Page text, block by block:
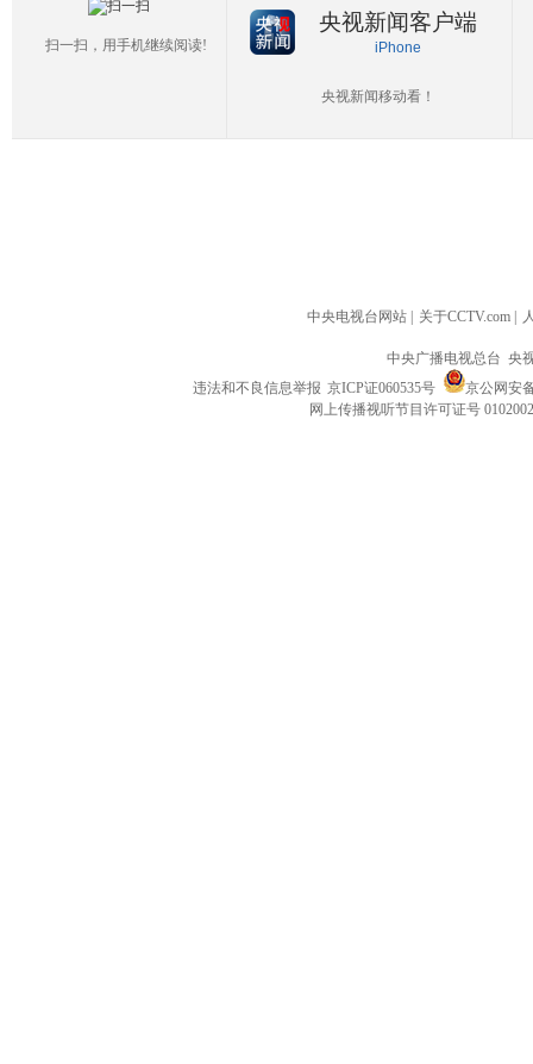
扫一扫，用手机继续阅读!
央视新闻客户端
iPhone
央视新闻移动看！
中央电视台网站 关于CCTV.com
中央广播电视总台 央
违法和不良信息举报 京ICP证060535号
京公网安
网上传播视听节目许可证号